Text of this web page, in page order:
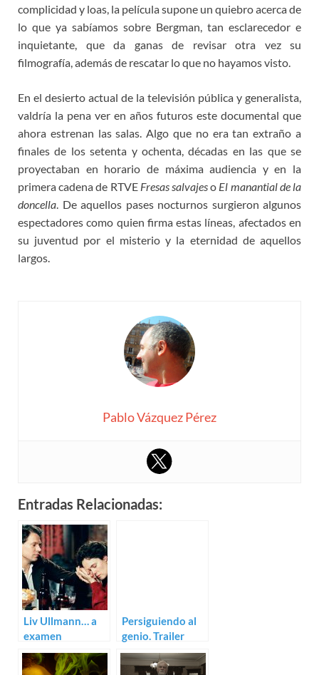
complicidad y loas, la película supone un quiebro acerca de
lo que ya sabíamos sobre Bergman, tan esclarecedor e
inquietante, que da ganas de revisar otra vez su
filmografía, además de rescatar lo que no hayamos visto.
En el desierto actual de la televisión pública y generalista,
valdría la pena ver en años futuros este documental que
ahora estrenan las salas. Algo que no era tan extraño a
finales de los setenta y ochenta, décadas en las que se
proyectaban en horario de máxima audiencia y en la
primera cadena de RTVE Fresas salvajeso El manantial de la
doncella. De aquellos pases nocturnos surgieron algunos
espectadores como quien firma estas líneas, afectados en
su juventud por el misterio y la eternidad de aquellos
largos.
Pablo Vázquez Pérez
Entradas Relacionadas:
Liv Ullmann… a
examen
Persiguiendo al
genio. Trailer
para Bergman: A
Year in a Life